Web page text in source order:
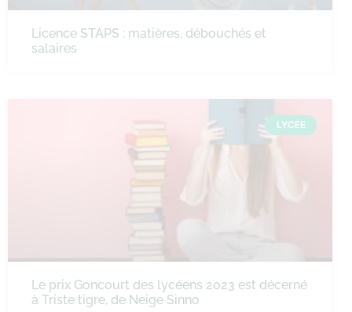
Licence STAPS : matières, débouchés et
salaires
LYCÉE
Le prix Goncourt des lycéens 2023 est décerné
à Triste tigre, de Neige Sinno